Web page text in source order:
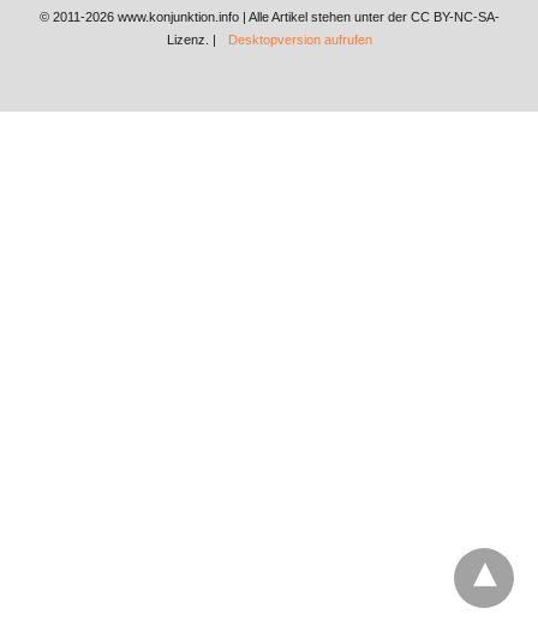
© 2011-2026 www.konjunktion.info | Alle Artikel stehen unter der CC BY-NC-SA-
Lizenz. |
Desktopversion aufrufen